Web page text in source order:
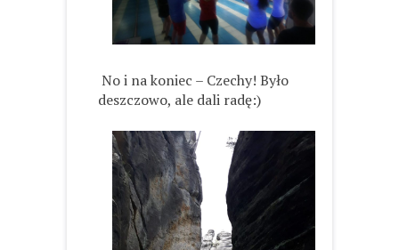
No i na koniec – Czechy! Było
deszczowo, ale dali radę:)